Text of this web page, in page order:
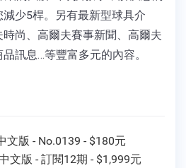
少5桿。另有最新型球具介
尚、高爾夫賽事新聞、高爾夫
訊息…等豐富多元的內容。
文版 - No.0139 - $180元
文版 - 訂閱12期 - $1,999元